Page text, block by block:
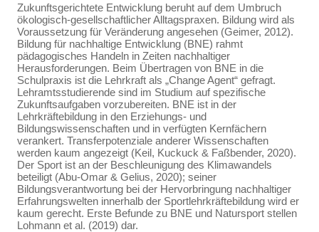
Zukunftsgerichtete Entwicklung beruht auf dem Umbruch
ökologisch-gesellschaftlicher Alltagspraxen. Bildung wird als
Voraussetzung für Veränderung angesehen (Geimer, 2012).
Bildung für nachhaltige Entwicklung (BNE) rahmt
pädagogisches Handeln in Zeiten nachhaltiger
Herausforderungen. Beim Übertragen von BNE in die
Schulpraxis ist die Lehrkraft als „Change Agent“ gefragt.
Lehramtsstudierende sind im Studium auf spezifische
Zukunftsaufgaben vorzubereiten. BNE ist in der
Lehrkräftebildung in den Erziehungs- und
Bildungswissenschaften und in verfügten Kernfächern
verankert. Transferpotenziale anderer Wissenschaften
werden kaum angezeigt (Keil, Kuckuck & Faßbender, 2020).
Der Sport ist an der Beschleunigung des Klimawandels
beteiligt (Abu-Omar & Gelius, 2020); seiner
Bildungsverantwortung bei der Hervorbringung nachhaltiger
Erfahrungswelten innerhalb der Sportlehrkräftebildung wird er
kaum gerecht. Erste Befunde zu BNE und Natursport stellen
Lohmann et al. (2019) dar.